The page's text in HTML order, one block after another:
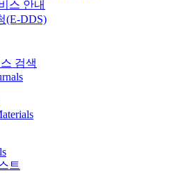
스 안내
(E-DDS)
검색
트